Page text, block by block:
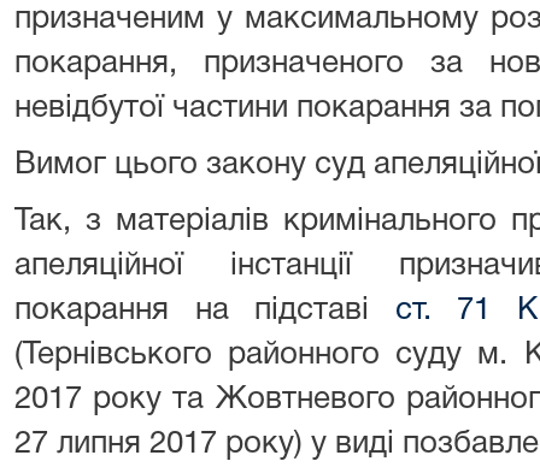
призначеним у максимальному
покарання, призначеного за
невідбутої частини покарання за
Вимог цього закону суд
Так, з матеріалів
апеляційної інстанції
покарання на підставі ст. 71
(Тернівського районного суду м.
2017 року та Жовтневого
27 липня 2017 року) у виді